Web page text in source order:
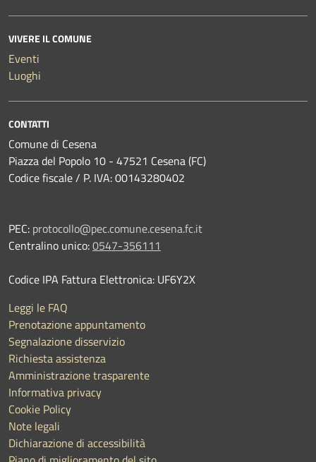
VIVERE IL COMUNE
Eventi
Luoghi
CONTATTI
Comune di Cesena
Piazza del Popolo 10 - 47521 Cesena (FC)
Codice fiscale / P. IVA: 00143280402
PEC: protocollo@pec.comune.cesena.fc.it
Centralino unico:0547-356111
Codice IPA Fattura Elettronica: UF6Y2X
Leggi le FAQ
Prenotazione appuntamento
Segnalazione disservizio
Richiesta assistenza
Amministrazione trasparente
Informativa privacy
Cookie Policy
Note legali
Dichiarazione di accessibilità